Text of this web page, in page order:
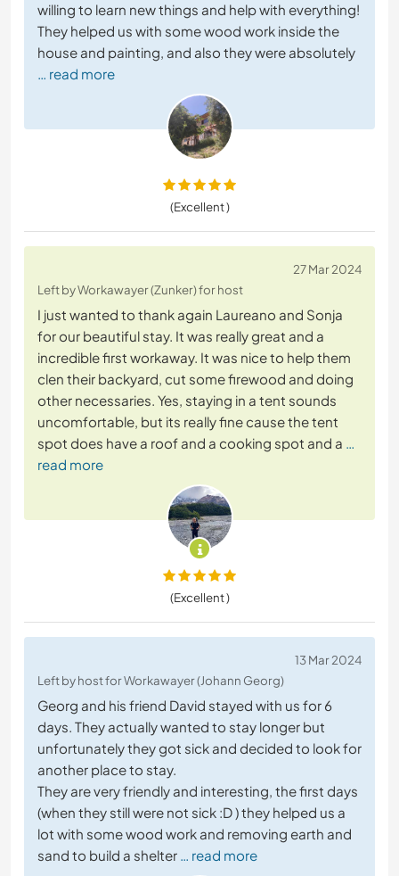
willing to learn new things and help with everything!
They helped us with some wood work inside the
house and painting, and also they were absolutely
… read more
(Excellent )
27 Mar 2024
Left by Workawayer (Zunker) for host
I just wanted to thank again Laureano and Sonja
for our beautiful stay. It was really great and a
incredible first workaway. It was nice to help them
clen their backyard, cut some firewood and doing
other necessaries. Yes, staying in a tent sounds
uncomfortable, but its really fine cause the tent
spot does have a roof and a cooking spot and a …
read more
(Excellent )
13 Mar 2024
Left by host for Workawayer (Johann Georg)
Georg and his friend David stayed with us for 6
days. They actually wanted to stay longer but
unfortunately they got sick and decided to look for
another place to stay.
They are very friendly and interesting, the first days
(when they still were not sick :D ) they helped us a
lot with some wood work and removing earth and
sand to build a shelter … read more